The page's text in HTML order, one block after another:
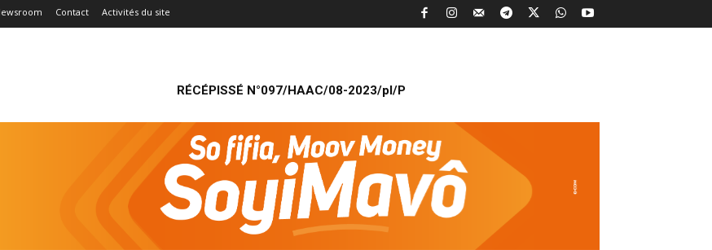
Contact Activités du site
RÉCÉPISSÉ N°097/HAAC/08-2023/pl/P